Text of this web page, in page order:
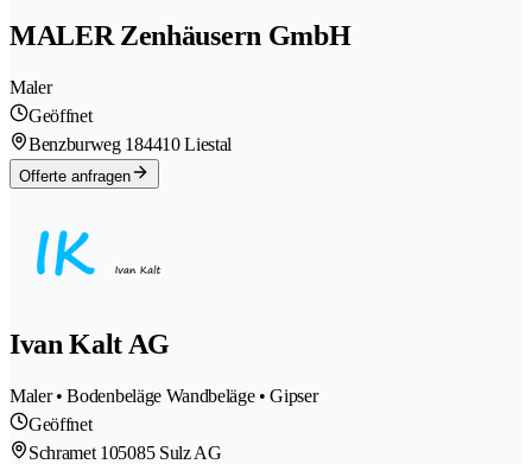
MALER Zenhäusern GmbH
Maler
Geöffnet
Benzburweg 184410 Liestal
Offerte anfragen
Ivan Kalt AG
Maler • Bodenbeläge Wandbeläge • Gipser
Geöffnet
Schramet 105085 Sulz AG